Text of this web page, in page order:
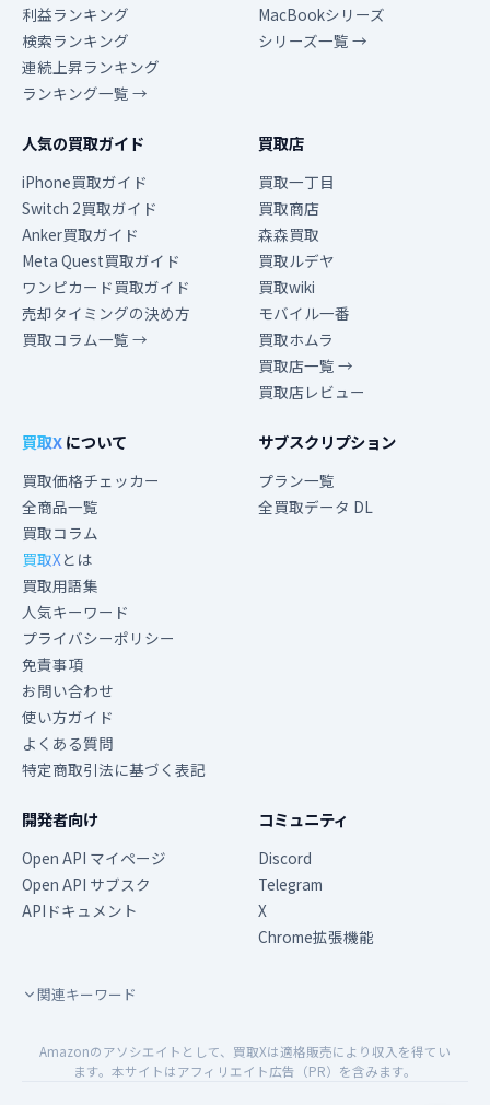
利益ランキング
検索ランキング
連続上昇ランキング
ランキング一覧 →
MacBookシリーズ
シリーズ一覧 →
人気の買取ガイド
iPhone買取ガイド
Switch 2買取ガイド
Anker買取ガイド
Meta Quest買取ガイド
ワンピカード買取ガイド
売却タイミングの決め方
買取コラム一覧 →
買取店
買取一丁目
買取商店
森森買取
買取ルデヤ
買取wiki
モバイル一番
買取ホムラ
買取店一覧 →
買取店レビュー
買取Xについて
買取価格チェッカー
全商品一覧
買取コラム
買取Xとは
買取用語集
人気キーワード
プライバシーポリシー
免責事項
お問い合わせ
使い方ガイド
よくある質問
特定商取引法に基づく表記
サブスクリプション
プラン一覧
全買取データ DL
開発者向け
Open API マイページ
Open API サブスク
APIドキュメント
コミュニティ
Discord
Telegram
X
Chrome拡張機能
関連キーワード
Amazonのアソシエイトとして、買取Xは適格販売により収入を得てい
ます。本サイトはアフィリエイト広告（PR）を含みます。